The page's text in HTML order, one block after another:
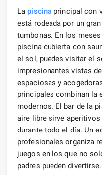
La piscina principal con
está rodeada por un
tumbonas. En los
piscina cubierta con
el sol, puedes visitar el
impresionantes vistas
espaciosas y
principales combinan la
modernos. El bar de la
aire libre sirve
durante todo el día. Un
profesionales organiza
juegos en los que no
padres pueden divertirse.